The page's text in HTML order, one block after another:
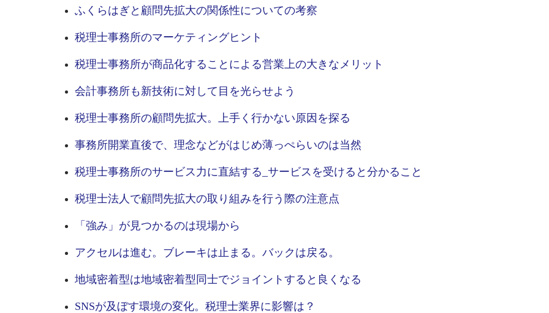
ふくらはぎと顧問先拡大の関係性についての考察
税理士事務所のマーケティングヒント
税理士事務所が商品化することによる営業上の大きなメリット
会計事務所も新技術に対して目を光らせよう
税理士事務所の顧問先拡大。上手く行かない原因を探る
事務所開業直後で、理念などがはじめ薄っぺらいのは当然
税理士事務所のサービス力に直結する_サービスを受けると分かること
税理士法人で顧問先拡大の取り組みを行う際の注意点
「強み」が見つかるのは現場から
アクセルは進む。ブレーキは止まる。バックは戻る。
地域密着型は地域密着型同士でジョイントすると良くなる
SNSが及ぼす環境の変化。税理士業界に影響は？